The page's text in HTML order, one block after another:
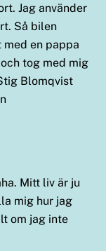
Jag använder
Så bilen
en pappa
tog med mig
Blomqvist
Mitt liv är ju
mig hur jag
om jag inte